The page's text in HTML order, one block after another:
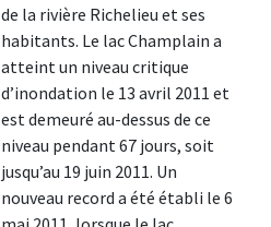
de la rivière Richelieu et ses
habitants. Le lac Champlain a
atteint un niveau critique
d’inondation le 13 avril 2011 et
est demeuré au-dessus de ce
niveau pendant 67 jours, soit
jusqu’au 19 juin 2011. Un
nouveau record a été établi le 6